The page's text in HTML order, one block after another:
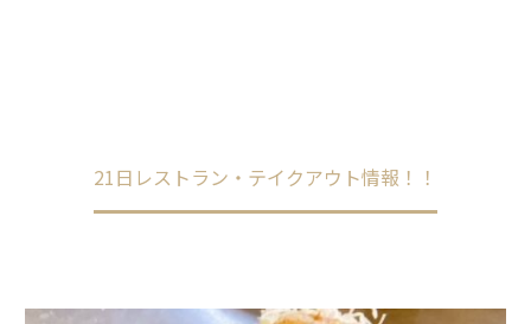
21日レストラン・テイクアウト情報！！